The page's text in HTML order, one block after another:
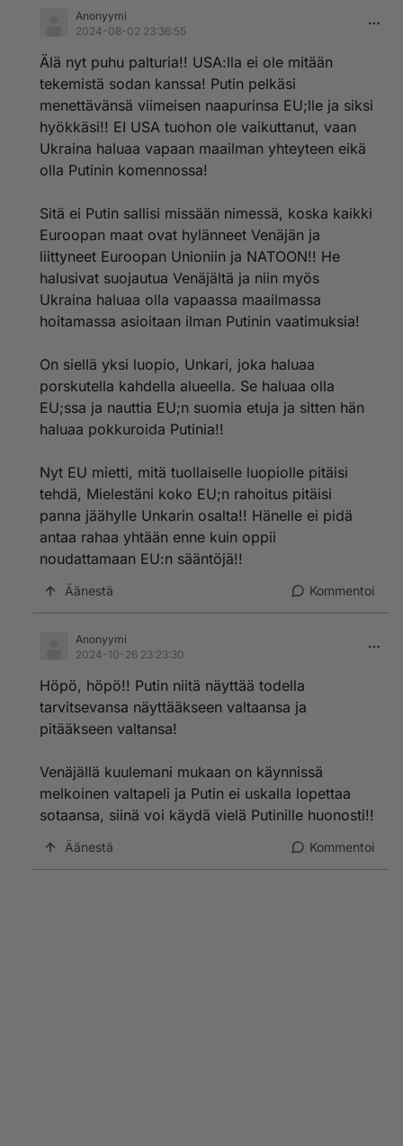
Anonyymi
2024-08-02 23:36:55
Älä nyt puhu palturia!! USA:lla ei ole mitään
tekemistä sodan kanssa! Putin pelkäsi
menettävänsä viimeisen naapurinsa EU;lle ja siksi
hyökkäsi!! EI USA tuohon ole vaikuttanut, vaan
Ukraina haluaa vapaan maailman yhteyteen eikä
olla Putinin komennossa!
Sitä ei Putin sallisi missään nimessä, koska kaikki
Euroopan maat ovat hylänneet Venäjän ja
liittyneet Euroopan Unioniin ja NATOON!! He
halusivat suojautua Venäjältä ja niin myös
Ukraina haluaa olla vapaassa maailmassa
hoitamassa asioitaan ilman Putinin vaatimuksia!
On siellä yksi luopio, Unkari, joka haluaa
porskutella kahdella alueella. Se haluaa olla
EU;ssa ja nauttia EU;n suomia etuja ja sitten hän
haluaa pokkuroida Putinia!!
Nyt EU mietti, mitä tuollaiselle luopiolle pitäisi
tehdä, Mielestäni koko EU;n rahoitus pitäisi
panna jäähylle Unkarin osalta!! Hänelle ei pidä
antaa rahaa yhtään enne kuin oppii
noudattamaan EU:n sääntöjä!!
Äänestä Kommentoi
Anonyymi
2024-10-26 23:23:30
Höpö, höpö!! Putin niitä näyttää todella
tarvitsevansa näyttääkseen valtaansa ja
pitääkseen valtansa!
Venäjällä kuulemani mukaan on käynnissä
melkoinen valtapeli ja Putin ei uskalla lopettaa
sotaansa, siinä voi käydä vielä Putinille huonosti!!
Äänestä Kommentoi